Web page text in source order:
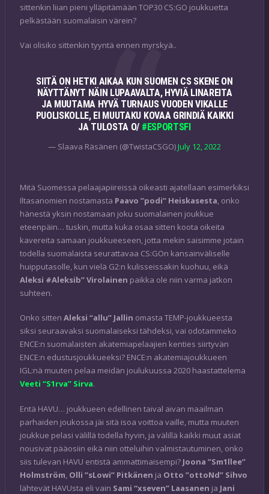
sittenkin liian pieni ylläpitämään TOP30 CS:GO joukkuetta
pelkästään suomalaisin värein?
Vai olisiko sittenkin tyyntä ennen myrskyä..
SIITÄ ON HETKI AIKAA KUN SUOMEN CS SKENE ON
NÄYTTÄNYT NÄIN LUPAAVALTA, HYVIÄ LINAREITA
JA MUUTAMA HYVÄ TURNAUS VUODEN VIKALLE
PUOLISKOLLE, EI MUUTAKU KOVAA GRINDIÄ KAIKKI
JA TULOSTA O/ #ESPORTSFI
— Slaava Räsänen (@TwistaCSGO)July 12, 2022
Mitä Suomessa pelaajapiireissä oikeasti ajatellaan esimerkiksi
Iltasanomien nostamasta Paavo ”podi” Heiskasesta, onko
hänestä yksin nostamaan joku suomalainen joukkue
eteenpäin… tuskin, mutta kuka osaa sitten koota oikeita
kavereita samaan joukkueeseen, jotta mekin saisimme jotain
todella suomalaista seurattavaa CS:GOn kansainväliselle
huipputasolle, kun vielä G2:n kulisseissakin kuohuu, eikä
Aleksi #Aleksib” Virolainen paikka ole niin varma jatkon
suhteen.
Onko sitten Aleksi “allu” Jallin omasta TEMP-joukkueesta
siksi seuraavaksi suomalaiseksi tähdeksi, vai odotammeko
ENCE:n suomalaisten akatemiapelaajien kenties siirtyvän
ENCE:n edustusjoukkueeksi? ENCE:n akatemiajoukkueen
IGL:nä muuten pelaa meidän joulukuussa 2020 haastattelema
Veeti “S1rva” Sirva.
Entä HAVU… joukkueen edellinen taival aivan maailman
parhaiden joukossa jäi sitä isoa voittoa vaille, mutta muuten
joukkue pelasi välillä todella hyvin, ja välillä kaikki muut asiat
nousivat pääosiin eikä niin otteluihin valmistautuminen, onko
siis tulevan HAVU entistä ammattimaisempi? Joona ”Sm1llee”
Holmström, Olli ”sLowi” Pitkänen ja Otto ”ottoNd” Sihvo
lähtevät HAVUsta eli vain Sami “xseven” Laasanen ja Jani